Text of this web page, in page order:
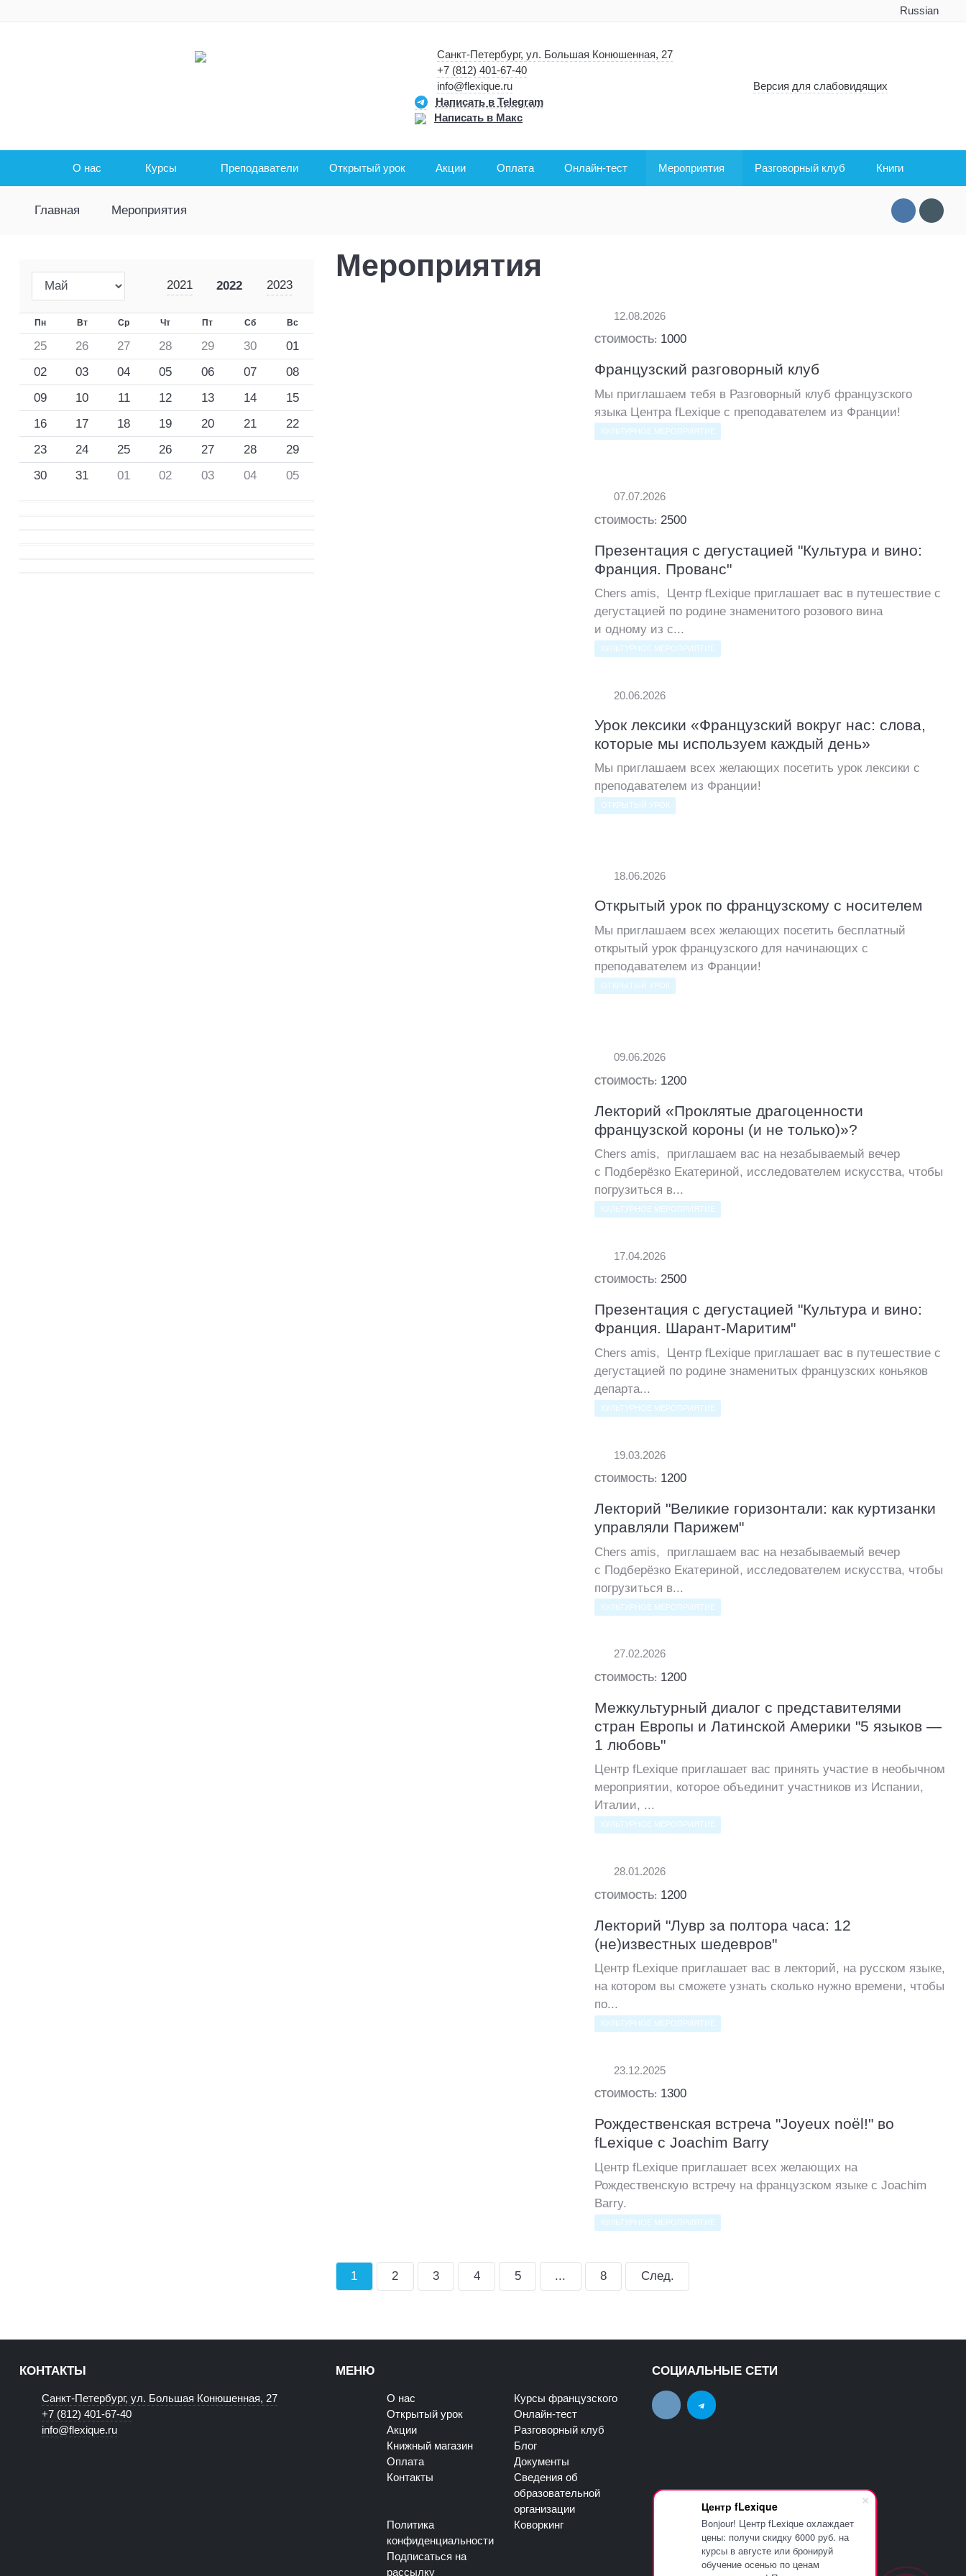
Центр fLexique
Bonjour! Центр fLexique охлаждает
цены: получи скидку 6000 руб. на
курсы в августе или бронируй
обучение осенью по ценам
Russian
Санкт-Петербург, ул. Большая Конюшенная, 27
+7 (812) 401-67-40
info@flexique.ru
Написать в Telegram
Написать в Макс
Версия для слабовидящих
О нас Курсы Преподаватели Открытый урок Акции Оплата Онлайн-тест Мероприятия Разговорный клуб Книги
Главная Мероприятия
2021 2022 2023
Пн Вт Ср Чт Пт Сб Вс
25 26 27 28 29 30
01
02
03 04 05 06 07
08
09
10 11 12 13 14
15
16
17 18 19 20 21
22
23
24 25 26 27 28
29
30
31 01 02 03 04 05
Мероприятия
12.08.2026
СТОИМОСТЬ: 1000
Французский разговорный клуб
Мы приглашаем тебя в Разговорный клуб французского
языка Центра fLexique с преподавателем из Франции!
КУЛЬТУРНОЕ МЕРОПРИЯТИЕ
07.07.2026
СТОИМОСТЬ: 2500
Презентация с дегустацией "Культура и вино:
Франция. Прованс"
Chers amis, Центр fLexique приглашает вас в путешествие с
дегустацией по родине знаменитого розового вина
и одному из с...
КУЛЬТУРНОЕ МЕРОПРИЯТИЕ
20.06.2026
Урок лексики «Французский вокруг нас: слова,
которые мы используем каждый день»
Мы приглашаем всех желающих посетить урок лексики с
преподавателем из Франции!
ОТКРЫТЫЙ УРОК
18.06.2026
Открытый урок по французскому с носителем
Мы приглашаем всех желающих посетить бесплатный
открытый урок французского для начинающих с
преподавателем из Франции!
ОТКРЫТЫЙ УРОК
09.06.2026
СТОИМОСТЬ: 1200
Лекторий «Проклятые драгоценности
французской короны (и не только)»?
Chers amis, приглашаем вас на незабываемый вечер
с Подберёзко Екатериной, исследователем искусства, чтобы
погрузиться в...
КУЛЬТУРНОЕ МЕРОПРИЯТИЕ
17.04.2026
СТОИМОСТЬ: 2500
Презентация с дегустацией "Культура и вино:
Франция. Шарант-Маритим"
Chers amis, Центр fLexique приглашает вас в путешествие с
дегустацией по родине знаменитых французских коньяков
департа...
КУЛЬТУРНОЕ МЕРОПРИЯТИЕ
19.03.2026
СТОИМОСТЬ: 1200
Лекторий "Великие горизонтали: как куртизанки
управляли Парижем"
Chers amis, приглашаем вас на незабываемый вечер
с Подберёзко Екатериной, исследователем искусства, чтобы
погрузиться в...
КУЛЬТУРНОЕ МЕРОПРИЯТИЕ
27.02.2026
СТОИМОСТЬ: 1200
Межкультурный диалог с представителями
стран Европы и Латинской Америки "5 языков —
1 любовь"
Центр fLexique приглашает вас принять участие в необычном
мероприятии, которое объединит участников из Испании,
Италии, ...
КУЛЬТУРНОЕ МЕРОПРИЯТИЕ
28.01.2026
СТОИМОСТЬ: 1200
Лекторий "Лувр за полтора часа: 12
(не)известных шедевров"
Центр fLexique приглашает вас в лекторий, на русском языке,
на котором вы сможете узнать сколько нужно времени, чтобы
по...
КУЛЬТУРНОЕ МЕРОПРИЯТИЕ
23.12.2025
СТОИМОСТЬ: 1300
Рождественская встреча "Joyeux noël!" во
fLexique c Joachim Barry
Центр fLexique приглашает всех желающих на
Рождественскую встречу на французском языке c Joachim
Barry.
КУЛЬТУРНОЕ МЕРОПРИЯТИЕ
1 2 3 4 5 ... 8 След.
КОНТАКТЫ
Санкт-Петербург, ул. Большая Конюшенная, 27
+7 (812) 401-67-40
info@flexique.ru
МЕНЮ
О нас
Курсы французского
Открытый урок
Онлайн-тест
Акции
Разговорный клуб
Книжный магазин
Блог
Оплата
Документы
Контакты
Сведения об
образовательной
организации
Политика
конфиденциальности
Коворкинг
Подписаться на
рассылку
СОЦИАЛЬНЫЕ СЕТИ
Написать